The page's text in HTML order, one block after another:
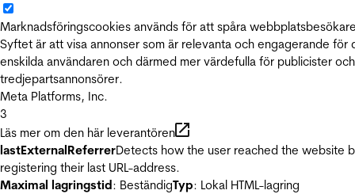
Marknadsföringscookies används för att spåra
Syftet är att visa annonser som är relevanta och engagerande för
enskilda användaren och därmed mer värdefulla för publicister och
tredjepartsannonsörer.
Meta Platforms, Inc.
3
Läs mer om den här leverantören
lastExternalReferrerDetects how the user reached the website
registering their last URL-address.
Maximal lagringstid: BeständigTyp: Lokal HTML-lagring